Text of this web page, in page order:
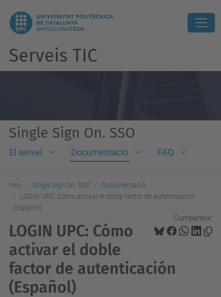
Serveis TIC
Single Sign On. SSO
El servei Documentació FAQ
Inici Single Sign On. SSO
Documentació
LOGIN UPC: Cómo activar el doble factor de autenticación
(Español)
Comparteix:
LOGIN UPC: Cómo
activar el doble
factor de autenticación
(Español)